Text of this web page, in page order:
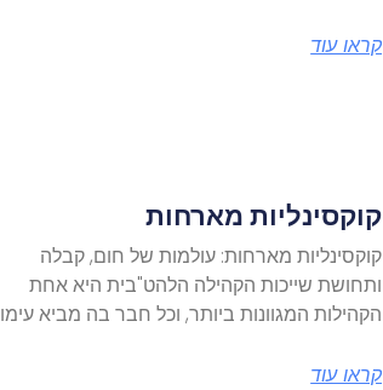
קראו עוד
קוקסינליות מארחות
קוקסינליות מארחות: עולמות של חום, קבלה
ותחושת שייכות הקהילה הלהט"בית היא אחת
הקהילות המגוונות ביותר, וכל חבר בה מביא עימו
קראו עוד